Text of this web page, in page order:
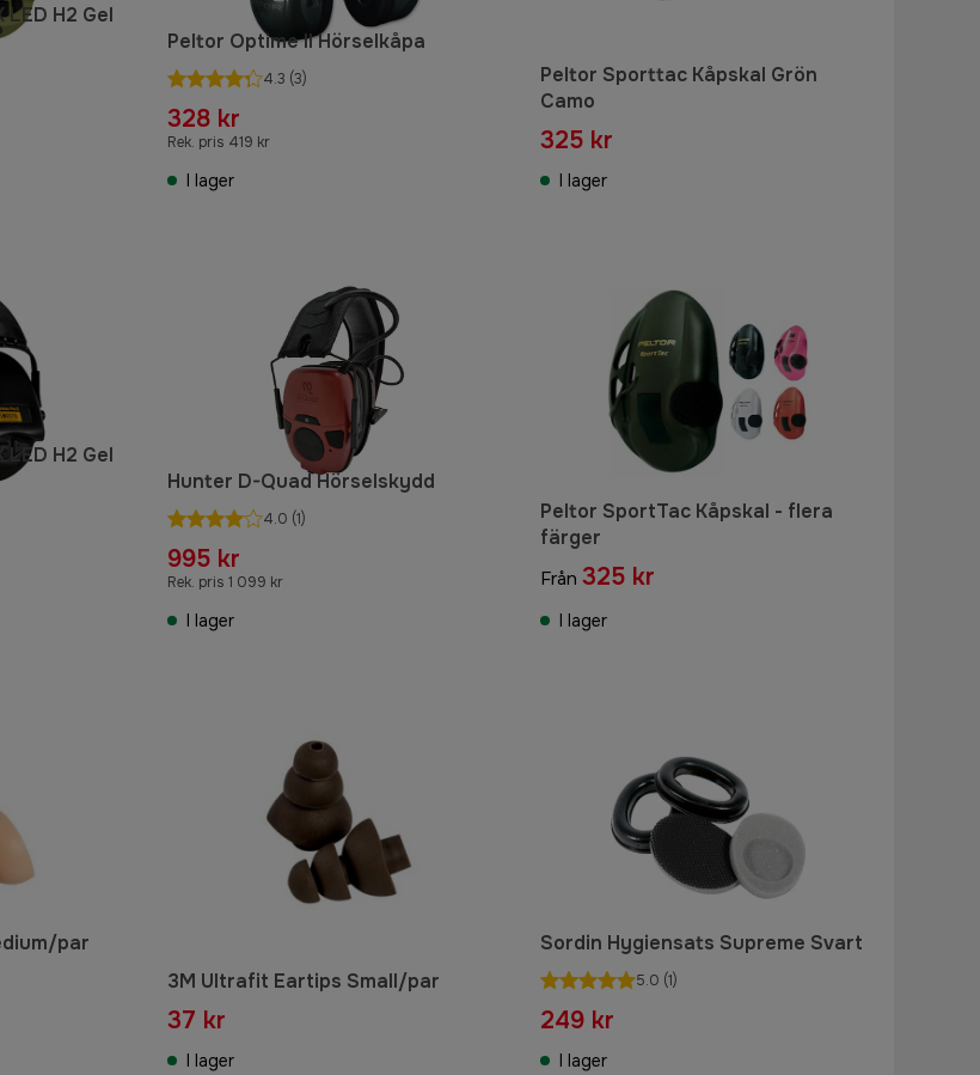
H2 Gel
Peltor Optime II Hörselkåpa
4.3 (3)
328 kr
Rek. pris 419 kr
I lager
Peltor Sporttac Kåpskal Grön
Camo
325 kr
I lager
H2 Gel
Hunter D-Quad Hörselskydd
4.0 (1)
995 kr
Rek. pris 1 099 kr
I lager
Peltor SportTac Kåpskal - flera
färger
Från 325 kr
I lager
par
3M Ultrafit Eartips Small/par
37 kr
I lager
Sordin Hygiensats Supreme Svart
5.0 (1)
249 kr
I lager